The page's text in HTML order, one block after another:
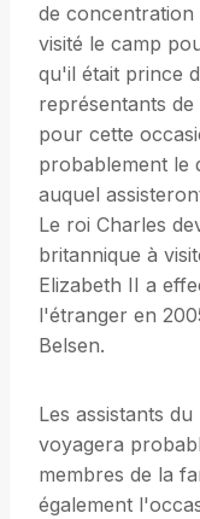
de concentration
visité le camp
qu'il était prince
représentants
pour cette
probablement le
auquel
Le roi Charles
britannique à
Elizabeth II a
l'étranger en
Belsen.
Les assistants
voyagera
membres de la
également